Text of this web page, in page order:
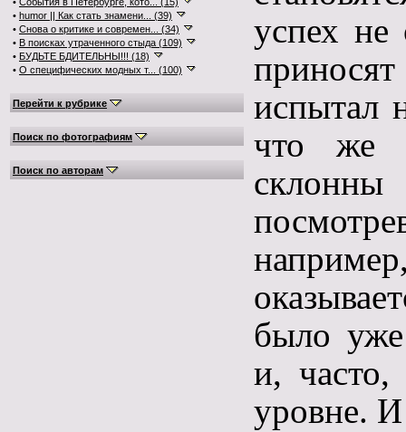
• humor || Как стать знамени... (39)
• Снова о критике и современ... (34)
• В поисках утраченного стыда (109)
• БУДЬТЕ БДИТЕЛЬНЫ!!! (18)
• О специфических модных т... (100)
Перейти к рубрике
Поиск по фотографиям
Поиск по авторам
успех не
испытал
что же
было
и,
уровне.